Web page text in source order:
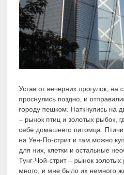
Устав от вечерних прогулок,
проснулись поздно, и
городу пешком. Наткнулись на
– рынок птиц и золотых рыбок,
себе домашнего питомца.
на Уен-По-стрит и там можно
для них, клетки и остальные
Тунг-Чой-стрит – рынок
много, и мне было их немного